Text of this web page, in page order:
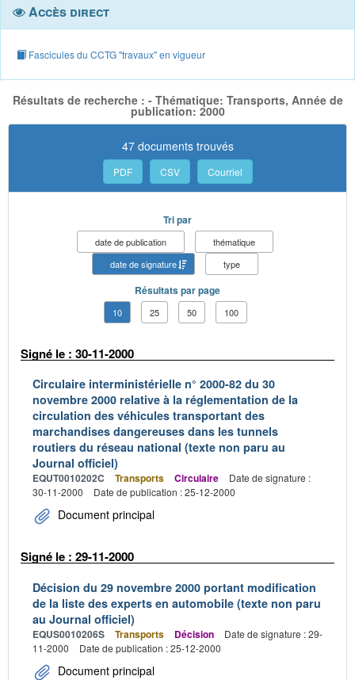
Accès direct
Fascicules du CCTG "travaux" en vigueur
Résultats de recherche : - Thématique: Transports, Année de
publication: 2000
47 documents trouvés
PDF CSV Courriel
Tri par
date de publication
thématique
date de signature
type
Résultats par page
10 25 50 100
Signé le : 30-11-2000
Circulaire interministérielle n° 2000-82 du 30
novembre 2000 relative à la réglementation de la
circulation des véhicules transportant des
marchandises dangereuses dans les tunnels
routiers du réseau national (texte non paru au
Journal officiel)
EQUT0010202C Transports Circulaire
Date de signature :
30-11-2000
Date de publication : 25-12-2000
Document principal
Signé le : 29-11-2000
Décision du 29 novembre 2000 portant modification
de la liste des experts en automobile (texte non paru
au Journal officiel)
EQUS0010206S Transports Décision
Date de signature : 29-
11-2000
Date de publication : 25-12-2000
Document principal